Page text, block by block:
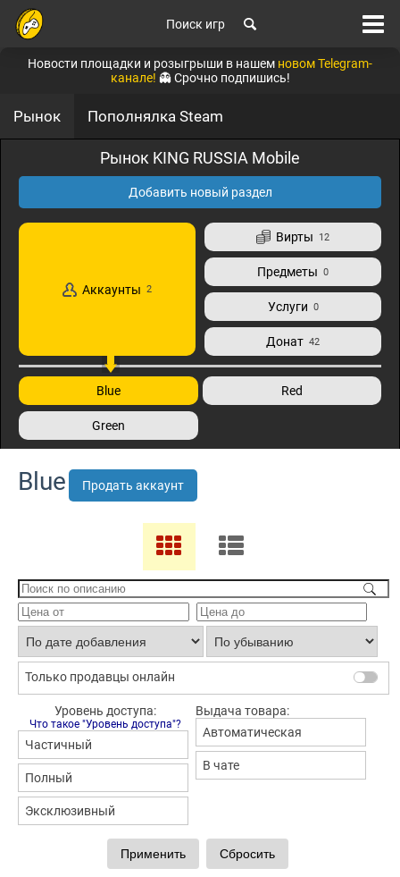
Поиск игр
Новости площадки и розыгрыши в нашем новом Telegram-
канале! 👻 Срочно подпишись!
Рынок Пополнялка Steam
Рынок KING RUSSIA Mobile
Добавить новый раздел
Аккаунты 2
Вирты 12
Предметы 0
Услуги 0
Донат 42
Blue Red
Green
Blue Продать аккаунт
Только продавцы онлайн
Уровень доступа:
Что такое "Уровень доступа"?
Частичный
Полный
Эксклюзивный
Выдача товара:
Автоматическая
В чате